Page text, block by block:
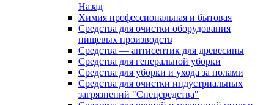
Назад
Химия профессиональная и бытовая
Средства для очистки оборудования
пищевых производств
Средства — антисептик для древесины
Средства для генеральной уборки
Средства для уборки и ухода за полами
Средства для очистки индустриальных
загрязнений "Спецсредства"